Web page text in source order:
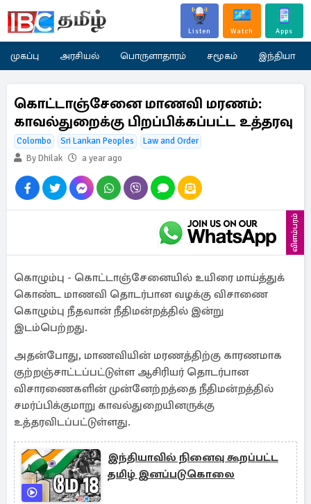
Listen Watch Apps
முகப்பு அரசியல் பொருளாதாரம் சமூகம் இந்தியா
கொட்டாஞ்சேனை மாணவி மரணம்:
காவல்துறைக்கு பிறப்பிக்கப்பட்ட உத்தரவு
Colombo Sri Lankan Peoples
Law and Order
By Dhilak
a year ago
விளம்பரம்
கொழும்பு - கொட்டாஞ்சேனையில் உயிரை மாய்த்துக்
கொண்ட மாணவி தொடர்பான வழக்கு விசாணை
கொழும்பு நீதவான் நீதிமன்றத்தில் இன்று
இடம்பெற்றது.
அதன்போது, மாணவியின் மரணத்திற்கு காரணமாக
குற்றஞ்சாட்டப்பட்டுள்ள ஆசிரியர் தொடர்பான
விசாரணைகளின் முன்னேற்றத்தை நீதிமன்றத்தில்
சமர்ப்பிக்குமாறு காவல்துறையினருக்கு
உத்தரவிடப்பட்டுள்ளது.
இந்தியாவில் நினைவு கூறப்பட்ட
தமிழ் இனப்படுகொலை